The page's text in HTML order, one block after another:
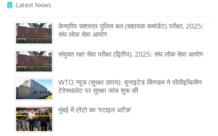
Latest News
केन्द्रीय सशस्‍त्र पुलिस बल (सहायक कमांडेंट) परीक्षा, 2025:
संघ लोक सेवा आयोग
संयुक्त रक्षा सेवा परीक्षा (द्वितीय), 2025: संघ लोक सेवा आयोग
WTO न्यूज़ (सुरक्षा उपाय): यूनाइटेड किंगडम ने पॉलीइथिलीन
टेरेफ्थालेट पर सुरक्षा जांच शुरू की
मुंबई में एरेटो का ‘स्टाइल अटैक’